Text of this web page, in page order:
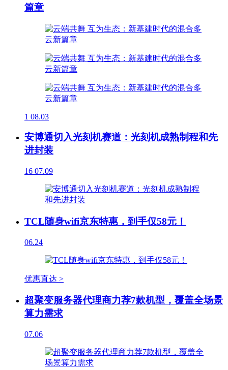
篇章
1 08.03
安博通切入光刻机赛道：光刻机成熟制程和先
进封装
16 07.09
TCL随身wifi京东特惠，到手仅58元！
06.24
优惠直达 >
超聚变服务器代理商力荐7款机型，覆盖全场景
算力需求
07.06